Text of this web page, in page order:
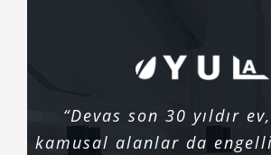
“Devas son 30 yıldır
kamusal alanlar da